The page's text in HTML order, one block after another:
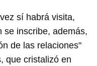
sí habrá visita,
se inscribe, además,
de las relaciones"
que cristalizó en